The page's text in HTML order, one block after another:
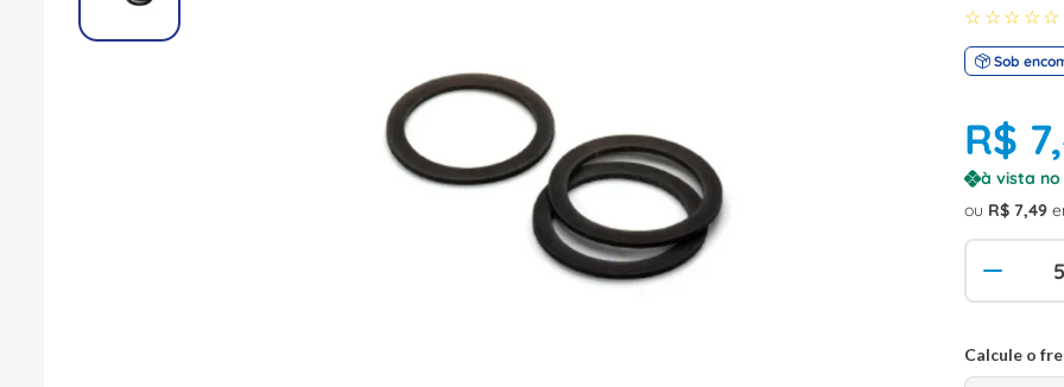
☆ ☆ ☆ ☆ ☆
Sob
R$ 7,
à vista
ou R$ 7,49
caixa passagem
miluz